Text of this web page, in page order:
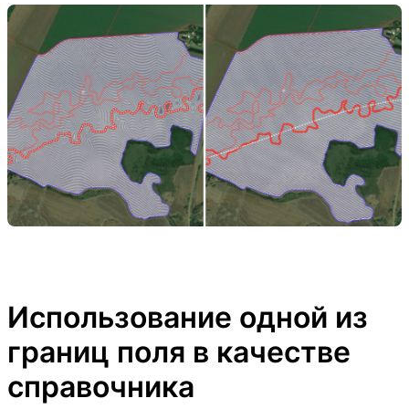
Использование одной из
границ поля в качестве
справочника